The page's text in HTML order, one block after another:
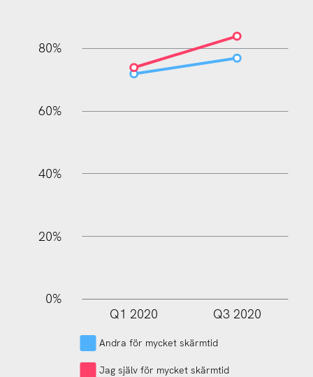
80%
60%
40%
20%
0%
Q1 2020 Q3 2020
Andra för mycket skärmtid
Jag själv för mycket skärmtid